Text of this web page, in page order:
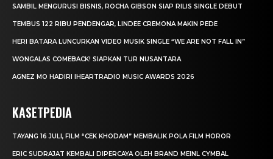
SAMBIL MENGURUSI BISNIS, ROCHA GIBSON SIAP RILIS SINGLE DEBUT
TEMBUS 122 RIBU PENDENGAR, LINDEE CREMONA MAKIN PEDE
HERI BATARA LUNCURKAN VIDEO MUSIK SINGLE “WE ARE NOT FALL IN”
WONGALAS COMEBACK! SIAPKAN TUR NUSANTARA
AGNEZ MO HADIRI IHEARTRADIO MUSIC AWARDS 2026
KASETPEDIA
TAYANG 16 JULI, FILM “CEK KHODAM” MEMBALIK POLA FILM HOROR
ERIC SUDRAJAT KEMBALI DIPERCAYA OLEH BRAND MEINL CYMBAL